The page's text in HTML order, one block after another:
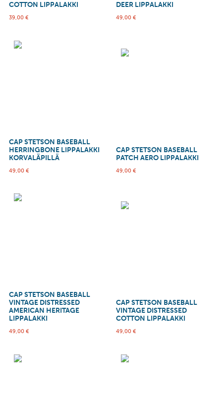
COTTON LIPPALAKKI
39,00 €
DEER LIPPALAKKI
49,00 €
CAP STETSON BASEBALL
HERRINGBONE LIPPALAKKI
KORVALÄPILLÄ
49,00 €
CAP STETSON BASEBALL
PATCH AERO LIPPALAKKI
49,00 €
CAP STETSON BASEBALL
VINTAGE DISTRESSED
AMERICAN HERITAGE
LIPPALAKKI
49,00 €
CAP STETSON BASEBALL
VINTAGE DISTRESSED
COTTON LIPPALAKKI
49,00 €